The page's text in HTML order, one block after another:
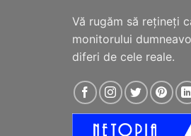
Vă rugăm să reţineţi
monitorului
diferi de cele reale.